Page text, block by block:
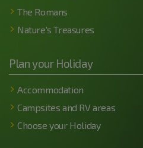
The Romans
Nature's Treasures
Plan your Holiday
Accommodation
Campsites and RV areas
Choose your Holiday